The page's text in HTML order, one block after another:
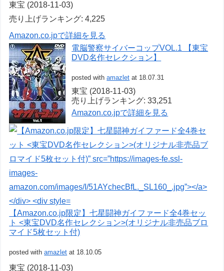
東宝 (2018-11-03)
売り上げランキング: 4,225
Amazon.co.jpで詳細を見る
電脳警察サイバーコップVOL.1 【東宝
DVD名作セレクション】
posted withamazlet at 18.07.31
東宝 (2018-11-03)
売り上げランキング: 33,251
Amazon.co.jpで詳細を見る
【Amazon.co.jp限定】七星闘神ガイファード全4巻セッ
ト <東宝DVD名作セレクション>(オリジナル非売品ブロ
マイド5枚セット付)
posted withamazlet at 18.10.05
東宝 (2018-11-03)